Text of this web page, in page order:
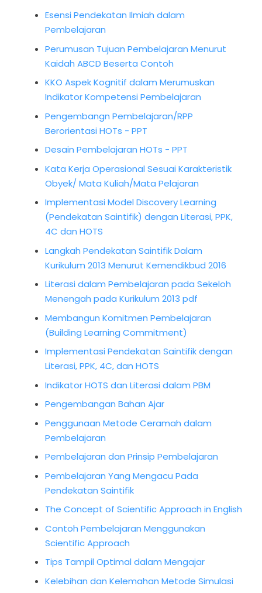
Esensi Pendekatan Ilmiah dalam
Pembelajaran
Perumusan Tujuan Pembelajaran Menurut
Kaidah ABCD Beserta Contoh
KKO Aspek Kognitif dalam Merumuskan
Indikator Kompetensi Pembelajaran
Pengembangn Pembelajaran/RPP
Berorientasi HOTs - PPT
Desain Pembelajaran HOTs - PPT
Kata Kerja Operasional Sesuai Karakteristik
Obyek/ Mata Kuliah/Mata Pelajaran
Implementasi Model Discovery Learning
(Pendekatan Saintifik) dengan Literasi, PPK,
4C dan HOTS
Langkah Pendekatan Saintifik Dalam
Kurikulum 2013 Menurut Kemendikbud 2016
Literasi dalam Pembelajaran pada Sekeloh
Menengah pada Kurikulum 2013 pdf
Membangun Komitmen Pembelajaran
(Building Learning Commitment)
Implementasi Pendekatan Saintifik dengan
Literasi, PPK, 4C, dan HOTS
Indikator HOTS dan Literasi dalam PBM
Pengembangan Bahan Ajar
Penggunaan Metode Ceramah dalam
Pembelajaran
Pembelajaran dan Prinsip Pembelajaran
Pembelajaran Yang Mengacu Pada
Pendekatan Saintifik
The Concept of Scientific Approach in English
Contoh Pembelajaran Menggunakan
Scientific Approach
Tips Tampil Optimal dalam Mengajar
Kelebihan dan Kelemahan Metode Simulasi